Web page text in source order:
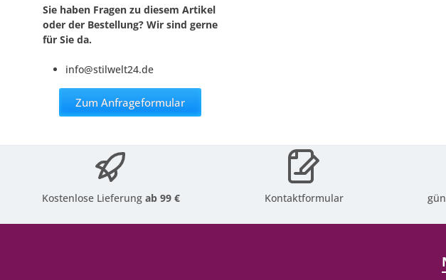
Sie haben Fragen zu diesem Artikel
oder der Bestellung? Wir sind gerne
für Sie da.
info@stilwelt24.de
Zum Anfrageformular
Kostenlose Lieferungab 99 € Kontaktformular